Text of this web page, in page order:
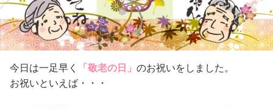
今日は一足早く 「敬老の日」 のお祝いをしました。
お祝いといえば・・・